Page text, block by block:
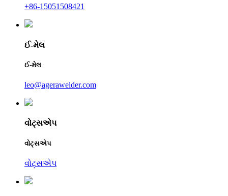
+86-15051508421
ઈ-મેલ
ઈ-મેલ
leo@agerawelder.com
વોટ્સએપ
વોટ્સએપ
વોટ્સએપ